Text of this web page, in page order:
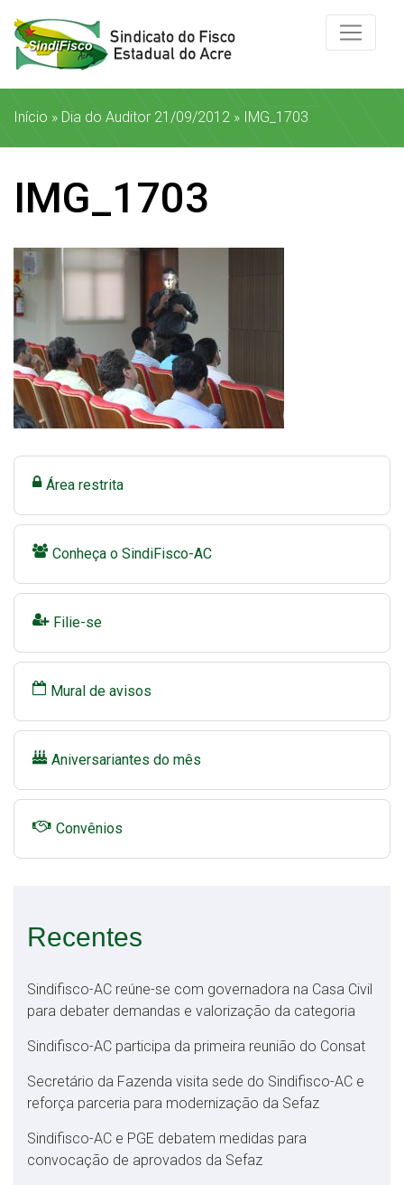
Início » Dia do Auditor 21/09/2012 » IMG_1703
IMG_1703
Área restrita
Conheça o SindiFisco-AC
Filie-se
Mural de avisos
Aniversariantes do mês
Convênios
Recentes
Sindifisco-AC reúne-se com governadora na Casa Civil
para debater demandas e valorização da categoria
Sindifisco-AC participa da primeira reunião do Consat
Secretário da Fazenda visita sede do Sindifisco-AC e
reforça parceria para modernização da Sefaz
Sindifisco-AC e PGE debatem medidas para
convocação de aprovados da Sefaz